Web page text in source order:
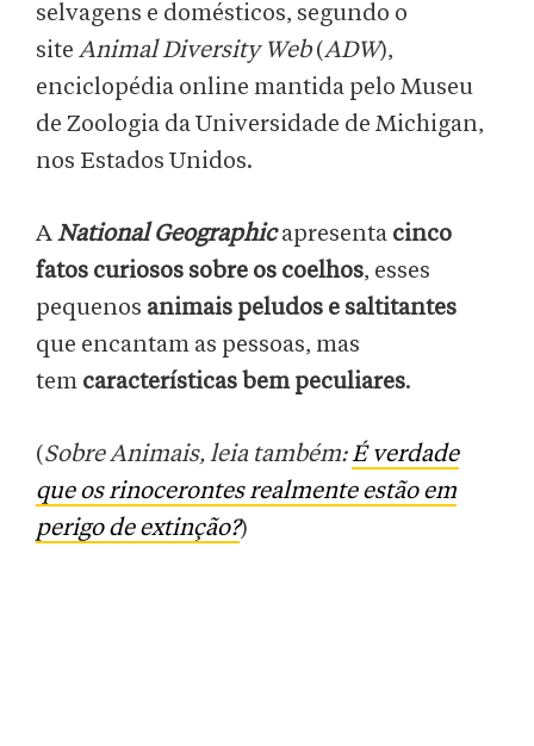
selvagens e domésticos, segundo o
site Animal Diversity Web(ADW),
enciclopédia online mantida pelo Museu
de Zoologia da Universidade de Michigan,
nos Estados Unidos.
ANational Geographicapresenta cinco
fatos curiosos sobre os coelhos, esses
pequenos animais peludos e saltitantes
que encantam as pessoas, mas
tem características bem peculiares.
(Sobre Animais, leia também:É verdade
que os rinocerontes realmente estão em
perigo de extinção?)